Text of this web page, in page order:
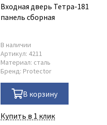
Входная дверь Тетра-181
панель сборная
В наличии
Артикул: 4211
Материал: сталь
Бренд: Protector
В корзину
Купить в 1 клик